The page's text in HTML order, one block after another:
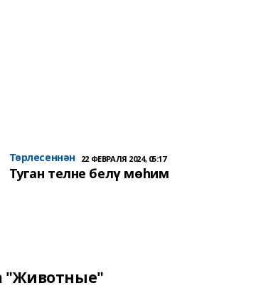
Төрлесеннән 22 ФЕВРАЛЯ 2024, 05:17
Туган телне белү мөһим
"Животные"